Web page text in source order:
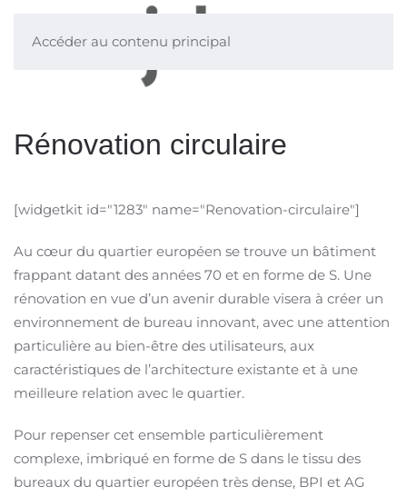
Accéder au contenu principal
Rénovation circulaire
[widgetkit id="1283" name="Renovation-circulaire"]
Au cœur du quartier européen se trouve un bâtiment
frappant datant des années 70 et en forme de S. Une
rénovation en vue d’un avenir durable visera à créer un
environnement de bureau innovant, avec une attention
particulière au bien-être des utilisateurs, aux
caractéristiques de l’architecture existante et à une
meilleure relation avec le quartier.
Pour repenser cet ensemble particulièrement
complexe, imbriqué en forme de S dans le tissu des
bureaux du quartier européen très dense, BPI et AG